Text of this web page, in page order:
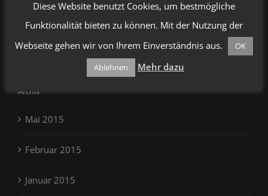
Mr WordPresszu SAUNA-FRIES
Archiv
Mai 2015
Februar 2015
Januar 2015
Diese Website benutzt Cookies, um bestmögliche
Funktionalität bieten zu können. Mit der Nutzung der
Webseite gehen wir von Ihrem Einverständnis aus.
OK
Ablehnen
Mehr dazu